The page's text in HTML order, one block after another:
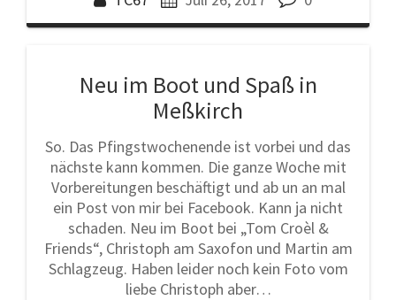
Neu im Boot und Spaß in
Meßkirch
So. Das Pfingstwochenende ist vorbei und das
nächste kann kommen. Die ganze Woche mit
Vorbereitungen beschäftigt und ab un an mal
ein Post von mir bei Facebook. Kann ja nicht
schaden. Neu im Boot bei „Tom Croèl &
Friends“, Christoph am Saxofon und Martin am
Schlagzeug. Haben leider noch kein Foto vom
liebe Christoph aber…